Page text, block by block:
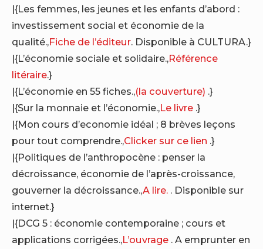
|{Les femmes, les jeunes et les enfants d’abord :
investissement social et économie de la
qualité.,Fiche de l’éditeur. Disponible à CULTURA.}
|{L’économie sociale et solidaire.,Référence
litéraire.}
|{L’économie en 55 fiches.,(la couverture) .}
|{Sur la monnaie et l’économie.,Le livre .}
|{Mon cours d’economie idéal ; 8 brèves leçons
pour tout comprendre.,Clicker sur ce lien .}
|{Politiques de l’anthropocène : penser la
décroissance, économie de l’après-croissance,
gouverner la décroissance.,A lire. . Disponible sur
internet.}
|{DCG 5 : économie contemporaine ; cours et
applications corrigées.,L’ouvrage . A emprunter en